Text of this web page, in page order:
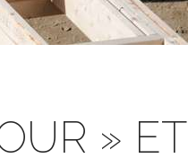
» ET